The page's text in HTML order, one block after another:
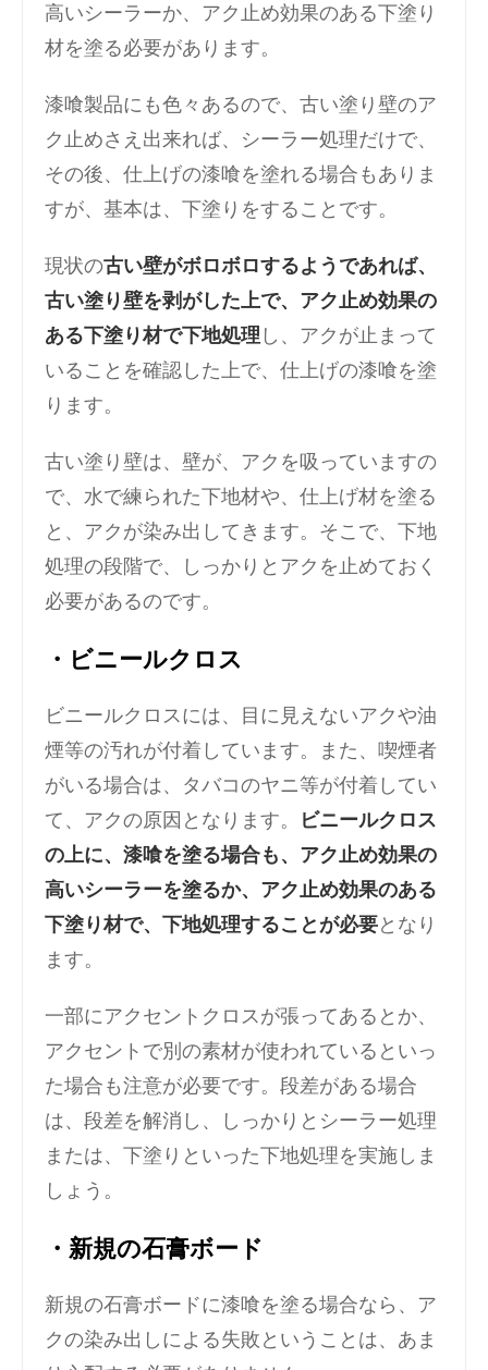
高いシーラーか、アク止め効果のある下塗り
材を塗る必要があります。
漆喰製品にも色々あるので、古い塗り壁のア
ク止めさえ出来れば、シーラー処理だけで、
その後、仕上げの漆喰を塗れる場合もありま
すが、基本は、下塗りをすることです。
現状の古い壁がボロボロするようであれば、
古い塗り壁を剥がした上で、アク止め効果の
ある下塗り材で下地処理 し、アクが止まって
いることを確認した上で、仕上げの漆喰を塗
ります。
古い塗り壁は、壁が、アクを吸っていますの
で、水で練られた下地材や、仕上げ材を塗る
と、アクが染み出してきます。そこで、下地
処理の段階で、しっかりとアクを止めておく
必要があるのです。
・ビニールクロス
ビニールクロスには、目に見えないアクや油
煙等の汚れが付着しています。また、喫煙者
がいる場合は、タバコのヤニ等が付着してい
て、アクの原因となります。
ビニールクロス
の上に、漆喰を塗る場合も、アク止め効果の
高いシーラーを塗るか、アク止め効果のある
下塗り材で、下地処理することが必要となり
ます。
一部にアクセントクロスが張ってあるとか、
アクセントで別の素材が使われているといっ
た場合も注意が必要です。段差がある場合
は、段差を解消し、しっかりとシーラー処理
または、下塗りといった下地処理を実施しま
しょう。
・新規の石膏ボード
新規の石膏ボードに漆喰を塗る場合なら、ア
クの染み出しによる失敗ということは、あま